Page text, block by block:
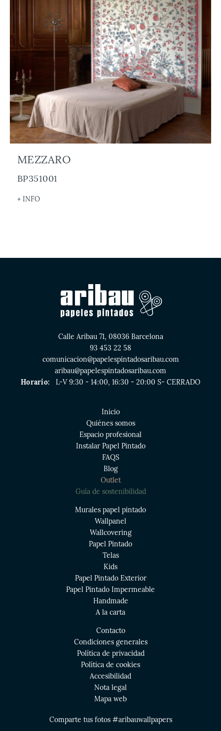
MEZZARO
BP351001
+ INFO
Calle Aribau 71, 08036 Barcelona
93 453 22 58
comunicacion@papelespintadosaribau.com
aribau@papelespintadosaribau.com
Horario:
L-V 9:30 - 14:00, 16:30 - 20:00 S- CERRADO
Inicio
Quiénes somos
Espacio profesional
Instalar Papel Pintado
FAQS
Blog
Outlet
Guía de sostenibilidad
Murales papel pintado
Wallpanel
Wallcovering
Papel Pintado
Telas
Kids
Papel Pintado Exterior
Papel Pintado Impermeable
Handmade
A la carta
Contacto
Condiciones generales
Política de privacidad
Política de cookies
Accesibilidad
Nota legal
Mapa web
Comparte tus fotos #aribauwallpapers